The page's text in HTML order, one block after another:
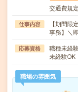
交通費規
仕事内容
【期間限
事務】＼
応募資格
職種未経
未経験OK
職場の雰囲気